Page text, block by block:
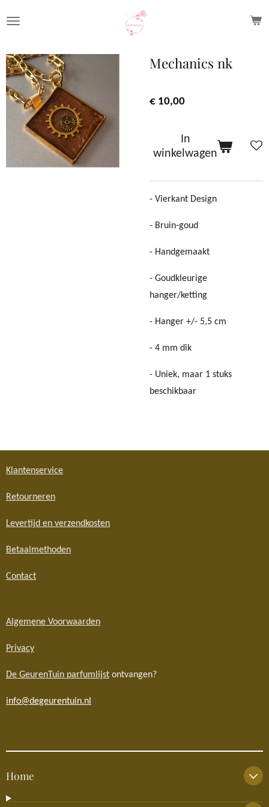
de
hoofdinhoud
Mechanics nk
€ 10,00
In
winkelwagen
- Vierkant Design
- Bruin-goud
- Handgemaakt
- Goudkleurige
hanger/ketting
- Hanger +/- 5,5 cm
- 4 mm dik
- Uniek, maar 1 stuks
beschikbaar
Klantenservice
Retourneren
Levertijd en verzendkosten
Betaalmethoden
Contact
Algemene Voorwaarden
Privacy
De GeurenTuin parfumlijst ontvangen?
info@degeurentuin.nl
Home